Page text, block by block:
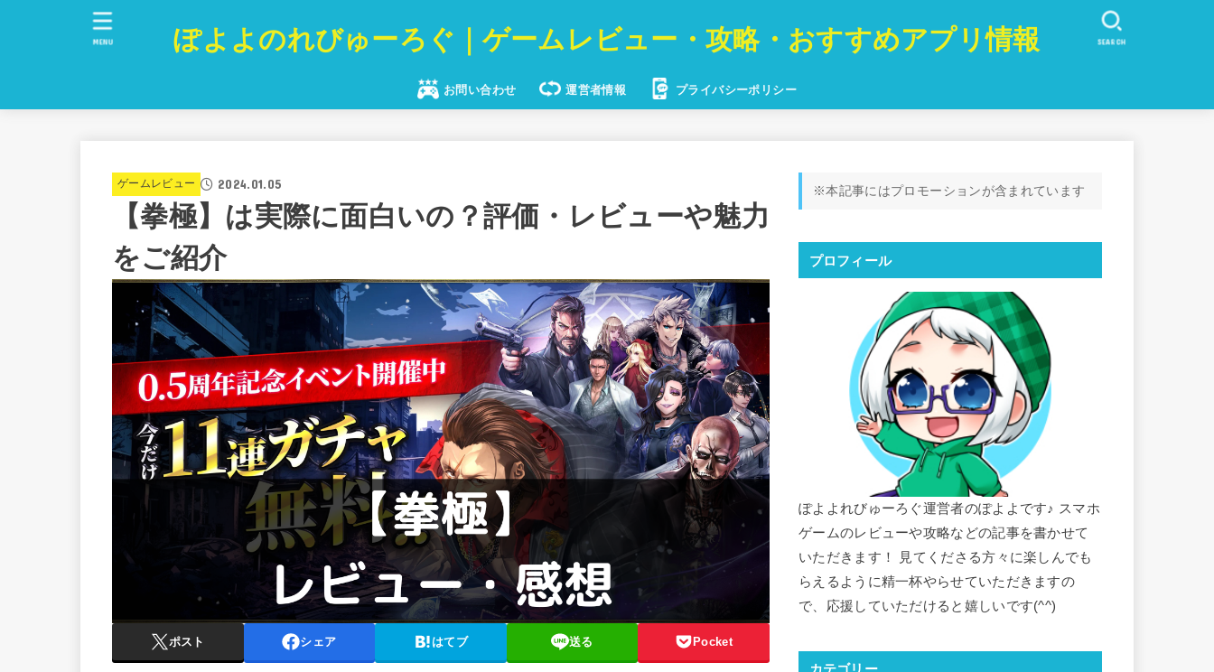
ぽよよのれびゅーろぐ｜ゲームレビュー・攻略・おすすめアプリ情報
お問い合わせ 運営者情報 プライバシーポリシー
SEARCH
MENU
ゲームレビュー 2024.01.05
【拳極】は実際に面白いの？評価・レビューや魅力
をご紹介
ポスト シェア はてブ 送る Pocket
※本記事にはプロモーションが含まれています
プロフィール
ぽよよれびゅーろぐ運営者のぽよよです♪ スマホ
ゲームのレビューや攻略などの記事を書かせて
いただきます！ 見てくださる方々に楽しんでも
らえるように精一杯やらせていただきますの
で、応援していただけると嬉しいです(^^)